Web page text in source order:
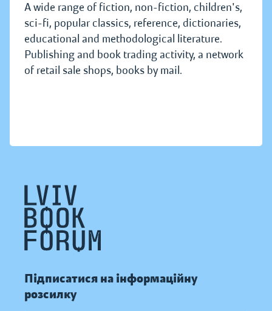
A wide range of fiction, non-fiction, children's,
sci-fi, popular classics, reference, dictionaries,
educational and methodological literature.
Publishing and book trading activity, a network
of retail sale shops, books by mail.
Підписатися на інформаційну
розсилку